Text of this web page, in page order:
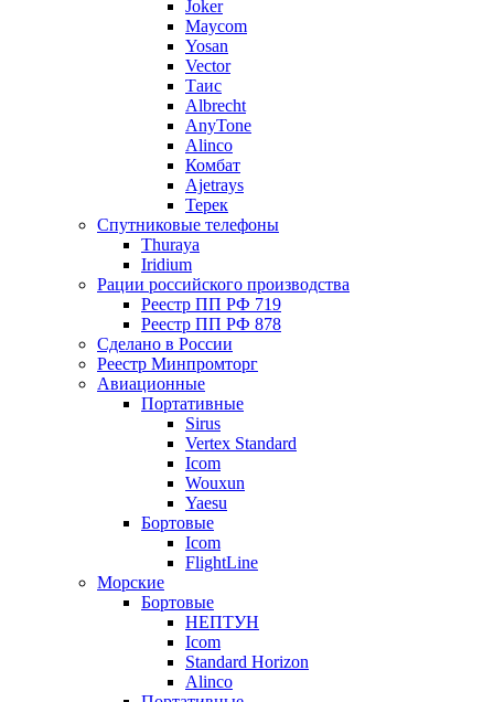
Joker
Maycom
Yosan
Vector
Таис
Albrecht
AnyTone
Alinco
Комбат
Ajetrays
Терек
Спутниковые телефоны
Thuraya
Iridium
Рации российского производства
Реестр ПП РФ 719
Реестр ПП РФ 878
Сделано в России
Реестр Минпромторг
Авиационные
Портативные
Sirus
Vertex Standard
Icom
Wouxun
Yaesu
Бортовые
Icom
FlightLine
Морские
Бортовые
НЕПТУН
Icom
Standard Horizon
Alinco